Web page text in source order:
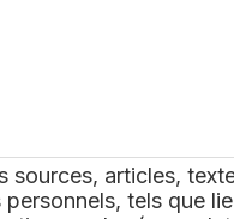
sources, articles,
personnels, tels que